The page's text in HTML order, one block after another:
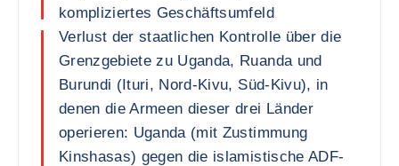
kompliziertes Geschäftsumfeld
Verlust der staatlichen Kontrolle über die
Grenzgebiete zu Uganda, Ruanda und
Burundi (Ituri, Nord-Kivu, Süd-Kivu), in
denen die Armeen dieser drei Länder
operieren: Uganda (mit Zustimmung
Kinshasas) gegen die islamistische ADF-